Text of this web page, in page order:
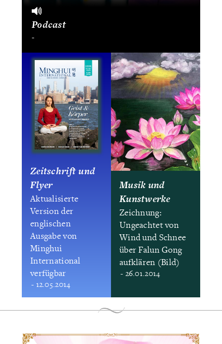
Podcast
-
Zeitschrift und
Flyer
Aktualisierte
Version der
englischen
Ausgabe von
Minghui
International
verfügbar
- 12.05.2014
Musik und
Kunstwerke
Zeichnung:
Ungeachtet von
Wind und Schnee
über Falun Gong
aufklären (Bild)
- 26.01.2014